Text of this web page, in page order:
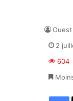
2
604
Facebook